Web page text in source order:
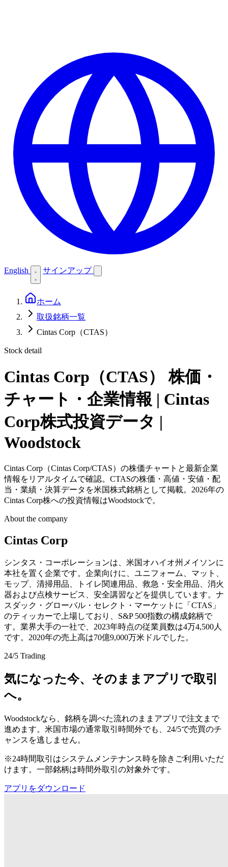
English サインアップ
ホーム
取扱銘柄一覧
Cintas Corp（CTAS）
Stock detail
Cintas Corp（CTAS）
株価・
チャート・企業情報 | Cintas
Corp株式投資データ |
Woodstock
Cintas Corp（Cintas Corp/CTAS）の株価チャートと最新企業
情報をリアルタイムで確認。CTASの株価・高値・安値・配
当・業績・決算データを米国株式銘柄として掲載。2026年の
Cintas Corp株への投資情報はWoodstockで。
About the company
Cintas Corp
シンタス・コーポレーションは、米国オハイオ州メイソンに
本社を置く企業です。企業向けに、ユニフォーム、マット、
モップ、清掃用品、トイレ関連用品、救急・安全用品、消火
器および点検サービス、安全講習などを提供しています。ナ
スダック・グローバル・セレクト・マーケットに「CTAS」
のティッカーで上場しており、S&P 500指数の構成銘柄で
す。業界大手の一社で、2023年時点の従業員数は4万4,500人
です。2020年の売上高は70億9,000万米ドルでした。
24/5 Trading
気になった今、そのままアプリで取引
へ。
Woodstockなら、銘柄を調べた流れのままアプリで注文まで
進めます。米国市場の通常取引時間外でも、24/5で売買のチ
ャンスを逃しません。
※24時間取引はシステムメンテナンス時を除きご利用いただ
けます。一部銘柄は時間外取引の対象外です。
アプリをダウンロード